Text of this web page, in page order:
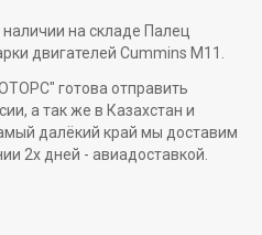
на складе Палец
двигателей Cummins M11.
готова отправить
а так же в Казахстан и
далёкий край мы доставим
2х дней - авиадоставкой.